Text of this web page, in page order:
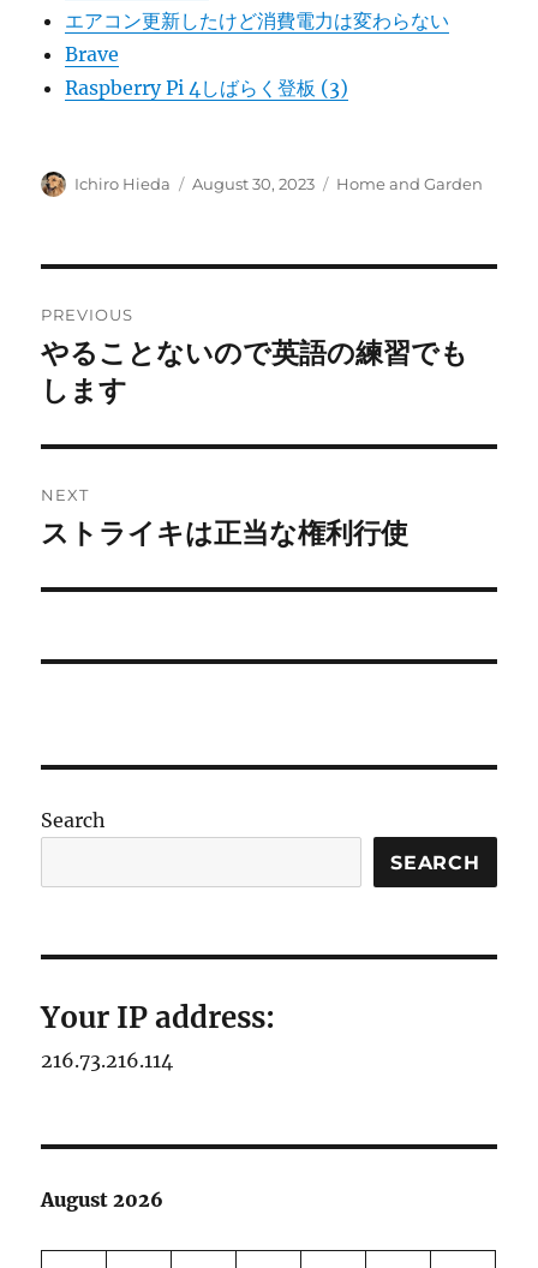
エアコン更新したけど消費電力は変わらない
Brave
Raspberry Pi 4しばらく登板 (3)
Author
Ichiro Hieda
Posted
August 30, 2023 Categories
Home and Garden
navigation
PREVIOUS
Previous
post:
やることないので英語の練習でも
します
NEXT
Next
ストライキは正当な権利行使
Search
SEARCH
Your IP address:
216.73.216.114
August 2026